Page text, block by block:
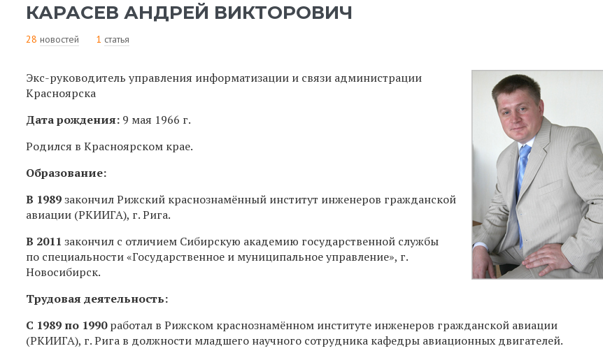
КАРАСЕВ АНДРЕЙ ВИКТОРОВИЧ
28 новостей 1 статья
Экс-руководитель управления информатизации и связи администрации
Красноярска
Дата рождения: 9 мая 1966 г.
Родился в Красноярском крае.
Образование:
В 1989закончил Рижский краснознамённый институт инженеров гражданской
авиации (РКИИГА), г. Рига.
В 2011 закончил с отличием Сибирскую академию государственной службы
по специальности «Государственное и муниципальное управление», г.
Новосибирск.
Трудовая деятельность:
С 1989 по 1990работал в Рижском краснознамённом институте инженеров гражданской авиации
(РКИИГА), г. Рига в должности младшего научного сотрудника кафедры авиационных двигателей.